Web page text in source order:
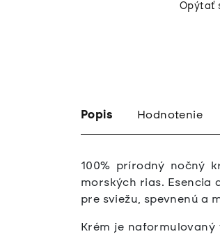
Opýtať
Popis Hodnotenie
100% prírodný nočný
morských rias. Esencia
pre sviežu, spevnenú a
Krém je